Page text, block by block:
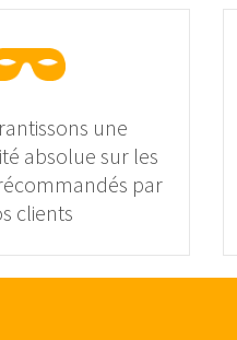
une
absolue sur les
par
clients